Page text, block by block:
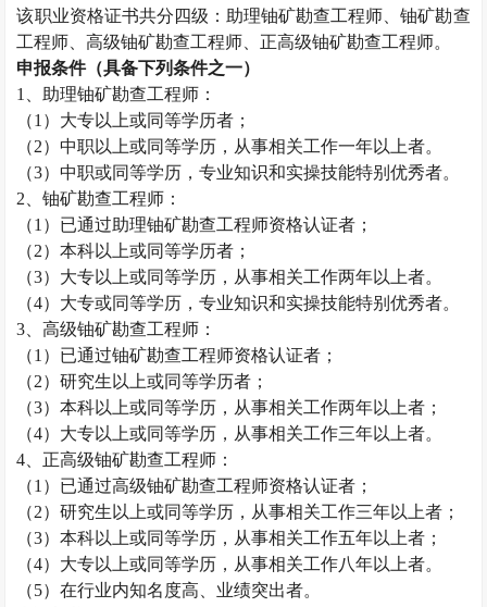
该职业资格证书共分四级：助理铀矿勘查工程师、铀矿勘查
工程师、高级铀矿勘查工程师、正高级铀矿勘查工程师。
申报条件（具备下列条件之一）
1
、助理铀矿勘查工程师：
（1 ）大专以上或同等学历者；
（2）中职以上或同等学历，从事相关工作一年以上者。
（3）中职或同等学历，专业知识和实操技能特别优秀者。
2 、铀矿勘查工程师：
（1 ）已通过助理铀矿勘查工程师资格认证者；
（2）本科以上或同等学历者；
（3）大专以上或同等学历，从事相关工作两年以上者。
（4）大专或同等学历，专业知识和实操技能特别优秀者。
3 、高级铀矿勘查工程师：
（1 ）已通过铀矿勘查工程师资格认证者；
（2）研究生以上或同等学历者；
（3）本科以上或同等学历，从事相关工作两年以上者；
（4）大专以上或同等学历，从事相关工作三年以上者。
4 、正高级铀矿勘查工程师：
（1 ）已通过高级铀矿勘查工程师资格认证者；
（2）研究生以上或同等学历，从事相关工作三年以上者；
（3）本科以上或同等学历，从事相关工作五年以上者；
（4）大专以上或同等学历，从事相关工作八年以上者。
（5）在行业内知名度高、业绩突出者。